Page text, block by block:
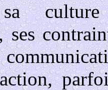
sa
ses